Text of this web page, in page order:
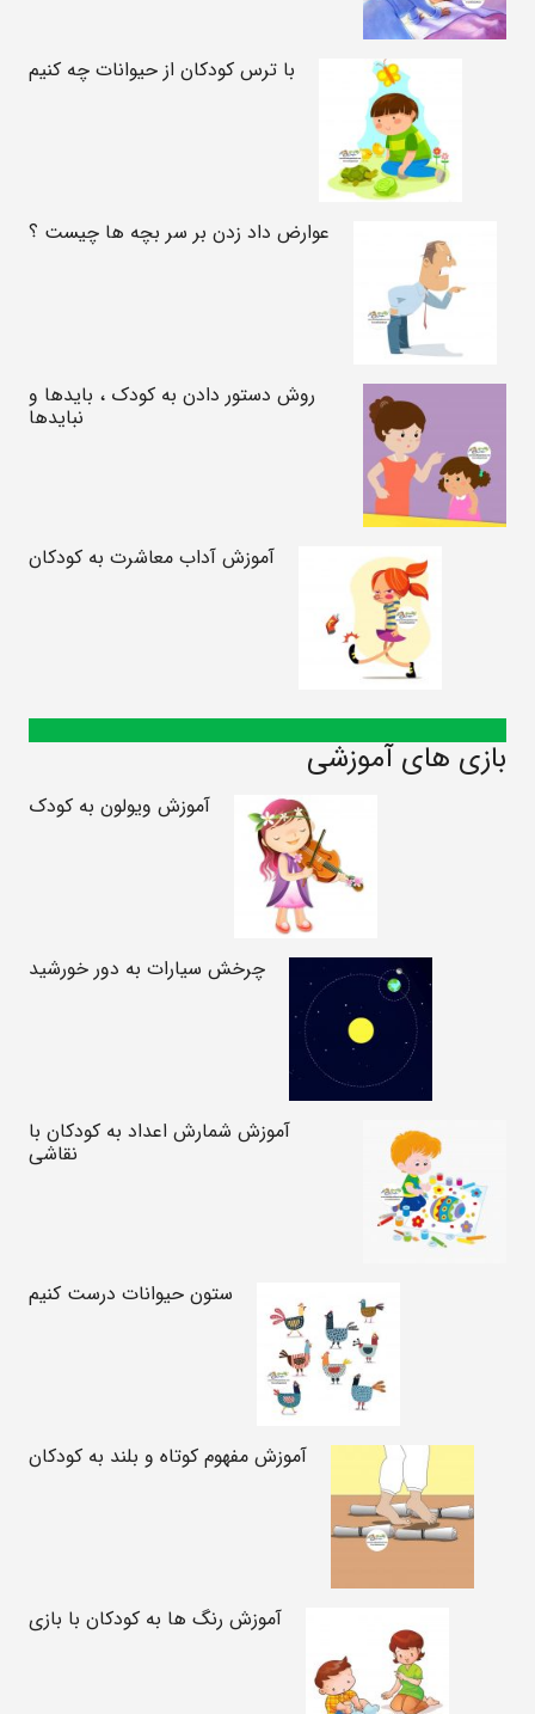
با ترس کودکان از حیوانات چه کنیم
عوارض داد زدن بر سر بچه ها چیست ؟
روش دستور دادن به کودک ، بایدها و
نبایدها
آموزش آداب معاشرت به کودکان
بازی های آموزشی
آموزش ویولون به کودک
چرخش سیارات به دور خورشید
آموزش شمارش اعداد به کودکان با
نقاشی
ستون حیوانات درست کنیم
آموزش مفهوم کوتاه و بلند به کودکان
آموزش رنگ ها به کودکان با بازی